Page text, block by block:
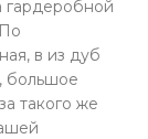
гардеробной
в из дуб
большое
такого же